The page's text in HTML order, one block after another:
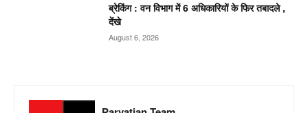
ब्रेकिंग : वन विभाग में 6 अधिकारियों के फिर तबादले ,
देंखे
August 6, 2026